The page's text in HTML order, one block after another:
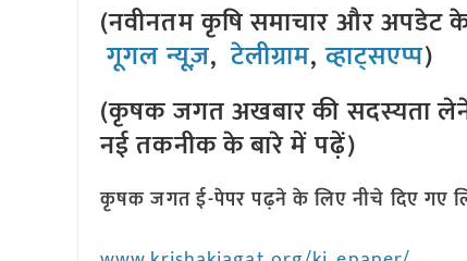
(नवीनतम कृषि समाचार और
गूगल न्यूज़,टेलीग्राम,व्हाट्सएप्प)
(कृषक जगत अखबार की सदस्यता
नई तकनीक के बारे में पढ़ें)
कृषक जगत ई-पेपर पढ़ने के लिए नीचे दिए गए